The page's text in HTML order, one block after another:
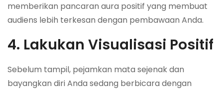
memberikan pancaran aura positif yang membuat
audiens lebih terkesan dengan pembawaan Anda.
4. Lakukan Visualisasi Positif
Sebelum tampil, pejamkan mata sejenak dan
bayangkan diri Anda sedang berbicara dengan